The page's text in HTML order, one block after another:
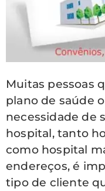
Muitas pessoas
plano de saúde
necessidade de
hospital, tanto
como hospital
endereços, é
tipo de cliente